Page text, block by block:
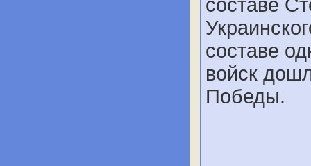
составе
составе
войск
Победы.